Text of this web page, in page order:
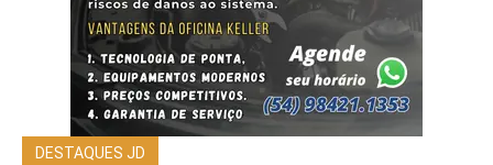
DESTAQUES JD